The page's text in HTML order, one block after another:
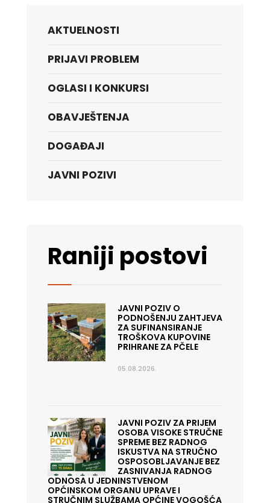
AKTUELNOSTI
PRIJAVI PROBLEM
OGLASI I KONKURSI
OBAVJEŠTENJA
DOGAĐAJI
JAVNI POZIVI
Raniji postovi
JAVNI POZIV O
PODNOŠENJU ZAHTJEVA
ZA SUFINANSIRANJE
TROŠKOVA KUPOVINE
PRIHRANE ZA PČELE
05.08.2026.
JAVNI POZIV ZA PRIJEM
OSOBA VISOKE STRUČNE
SPREME BEZ RADNOG
ISKUSTVA NA STRUČNO
OSPOSOBLJAVANJE BEZ
ZASNIVANJA RADNOG
ODNOSA U JEDNINSTVENOM
OPĆINSKOM ORGANU UPRAVE I
STRUČNIM SLUŽBAMA OPĆINE VOGOŠĆA